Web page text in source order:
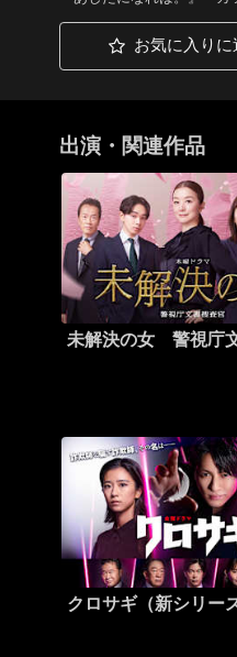
お気に入りに
出演・関連作品
未解決の女 警視庁
クロサギ（新シリーズ